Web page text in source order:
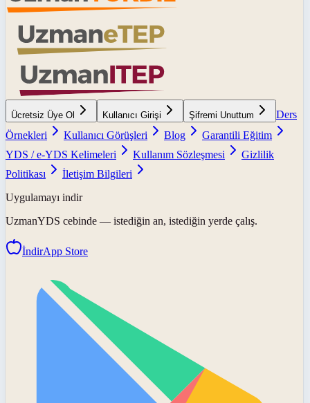
Ücretsiz Üye Ol Kullanıcı Girişi Şifremi Unuttum
Ders
Örnekleri
Kullanıcı Görüşleri Blog
Garantili Eğitim
YDS / e-YDS Kelimeleri
Kullanım Sözleşmesi
Gizlilik
Politikası
İletişim Bilgileri
Uygulamayı indir
UzmanYDS cebinde — istediğin an, istediğin yerde çalış.
İndirApp Store